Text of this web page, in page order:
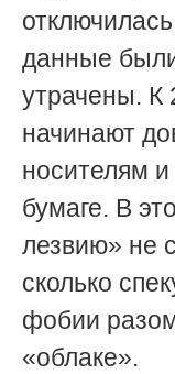
данные
утрачены. К
начинают
носителям
бумаге. В
лезвию» не
сколько
фобии
«облаке».